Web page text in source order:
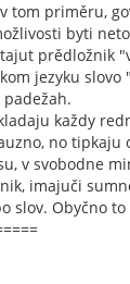
tom priměru,
byti
prědložnik
jezyku slovo
každy
no tipkaju
v svobodne
imajuči
slov. Obyčno